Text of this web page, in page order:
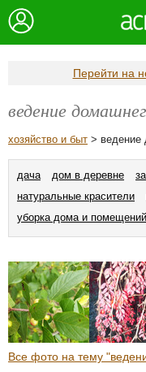
Перейти на
ведение
хозяйство и быт > ведение
дача дом в деревне
натуральные красители
уборка дома и помещений
Все фото на тему